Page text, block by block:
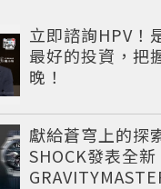
立即諮詢HPV！
最好的投資，把
晚！
獻給蒼穹上的探
SHOCK發表全新